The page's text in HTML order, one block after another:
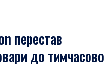
перестав
до тимчасово